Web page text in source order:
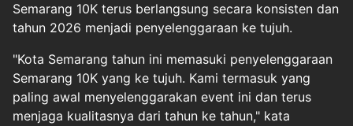
Semarang 10K terus berlangsung secara konsisten dan
tahun 2026 menjadi penyelenggaraan ke tujuh.
"Kota Semarang tahun ini memasuki penyelenggaraan
Semarang 10K yang ke tujuh. Kami termasuk yang
paling awal menyelenggarakan event ini dan terus
menjaga kualitasnya dari tahun ke tahun," kata